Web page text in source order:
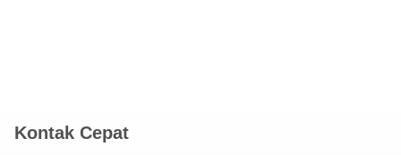
Kontak Cepat